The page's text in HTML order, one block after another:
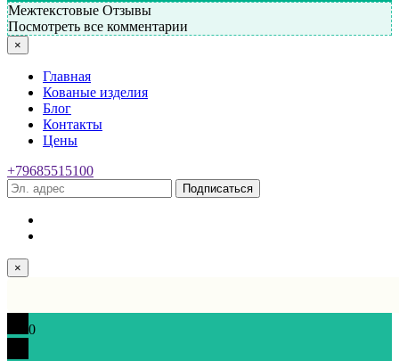
Межтекстовые Отзывы
Посмотреть все комментарии
×
Главная
Кованые изделия
Блог
Контакты
Цены
+79685515100
Подписаться
×
0